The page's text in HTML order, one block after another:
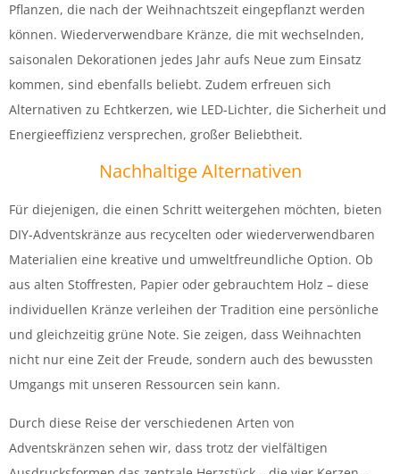
Pflanzen, die nach der Weihnachtszeit eingepflanzt werden
können. Wiederverwendbare Kränze, die mit wechselnden,
saisonalen Dekorationen jedes Jahr aufs Neue zum Einsatz
kommen, sind ebenfalls beliebt. Zudem erfreuen sich
Alternativen zu Echtkerzen, wie LED-Lichter, die Sicherheit und
Energieeffizienz versprechen, großer Beliebtheit.
Nachhaltige Alternativen
Für diejenigen, die einen Schritt weitergehen möchten, bieten
DIY-Adventskränze aus recycelten oder wiederverwendbaren
Materialien eine kreative und umweltfreundliche Option. Ob
aus alten Stoffresten, Papier oder gebrauchtem Holz – diese
individuellen Kränze verleihen der Tradition eine persönliche
und gleichzeitig grüne Note. Sie zeigen, dass Weihnachten
nicht nur eine Zeit der Freude, sondern auch des bewussten
Umgangs mit unseren Ressourcen sein kann.
Durch diese Reise der verschiedenen Arten von
Adventskränzen sehen wir, dass trotz der vielfältigen